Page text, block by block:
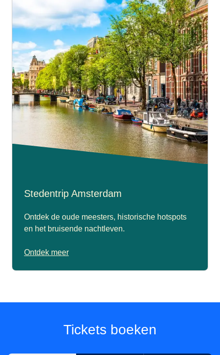
Stedentrip Amsterdam
Ontdek de oude meesters, historische hotspots
en het bruisende nachtleven.
Ontdek meer
Tickets boeken